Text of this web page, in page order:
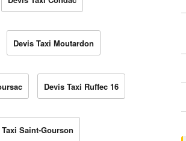
Devis Taxi Moutardon
Devis Taxi Ruffec 16
Taxi Saint-Gourson